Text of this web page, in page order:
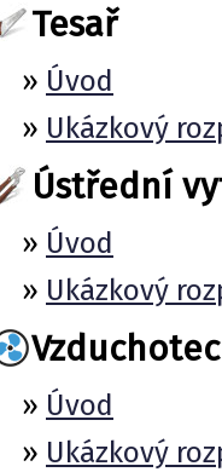
Tesař
» Úvod
» Ukázkový
Ústřední
» Úvod
» Ukázkový
» Úvod
» Ukázkový